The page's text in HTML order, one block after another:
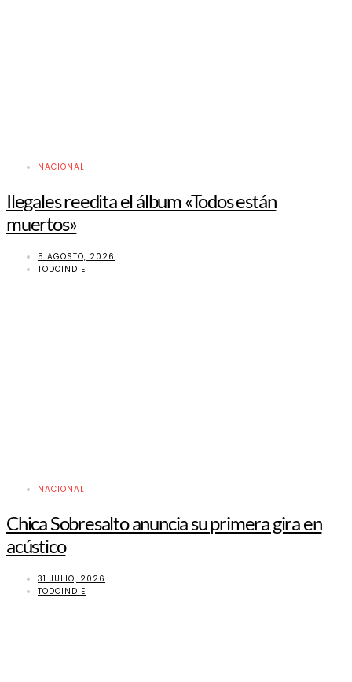
NACIONAL
Ilegales reedita el álbum «Todos están
muertos»
5 AGOSTO, 2026
TODOINDIE
NACIONAL
Chica Sobresalto anuncia su primera gira en
acústico
31 JULIO, 2026
TODOINDIE